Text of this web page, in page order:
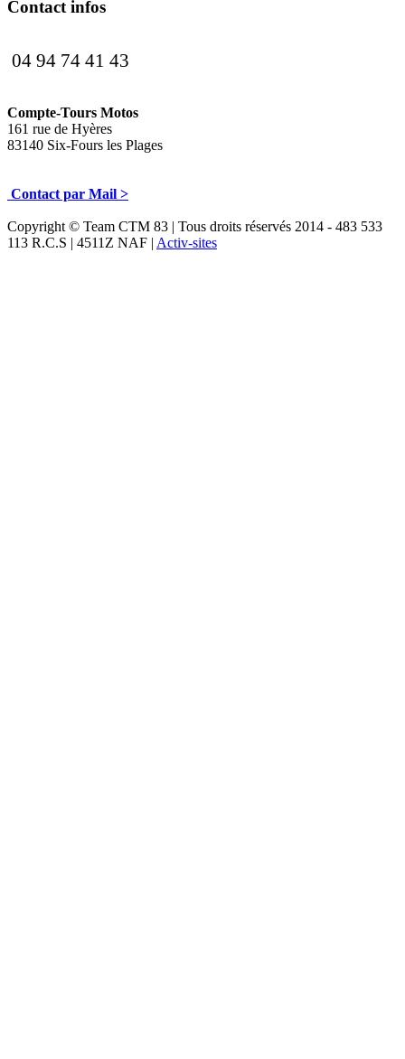
Contact infos
04 94 74 41 43
Compte-Tours Motos
161 rue de Hyères
83140 Six-Fours les Plages
Contact par Mail >
Copyright © Team CTM 83 | Tous droits réservés 2014 - 483 533
113 R.C.S | 4511Z NAF | Activ-sites